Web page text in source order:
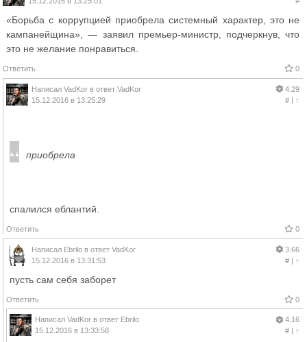
«Борьба с коррупцией приобрела системный характер, это не
кампанейщина», — заявил премьер-министр, подчеркнув, что
это не желание понравиться.
Ответить 0
Написал VadKor в ответ VadKor
15.12.2016 в 13:25:29
4.29
#| ↑
приобрела
спалился еблантий.
Ответить 0
Написал Ebrilo в ответ VadKor
15.12.2016 в 13:31:53
3.66
#| ↑
пусть сам себя заборет
Ответить 0
Написал VadKor в ответ Ebrilo
15.12.2016 в 13:33:58
4.16
#| ↑